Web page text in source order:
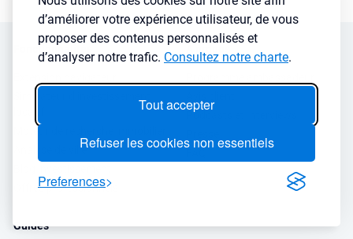
d’améliorer votre expérience utilisateur, de vous
proposer des contenus personnalisés et
d’analyser notre trafic. Consultez notre charte.
Tout accepter
Refuser les cookies non essentiels
Preferences
Fonctionnalités
Moteur de recherche immobilier
Analyse de ville
Offres professionnels
Podcasts et Interviews
Guides